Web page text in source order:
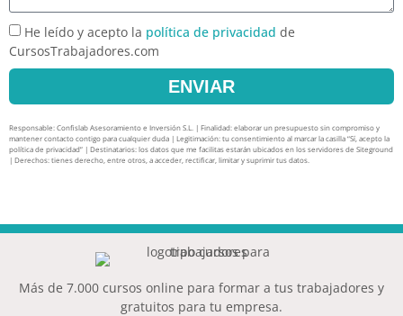
He leído y acepto la política de privacidad de
CursosTrabajadores.com
ENVIAR
Responsable: Confislab Asesoramiento e Inversión S.L. | Finalidad: elaborar un presupuesto sin compromiso y
mantener contacto contigo para cualquier duda | Legitimación: tu consentimiento al marcar la casilla “Sí, acepto la
política de privacidad” | Destinatarios: los datos que me facilitas estarán ubicados en los servidores de Siteground
| Derechos: tienes derecho, entre otros, a acceder, rectificar, limitar y suprimir tus datos.
Más de 7.000 cursos online para formar a tus trabajadores y
gratuitos para tu empresa.